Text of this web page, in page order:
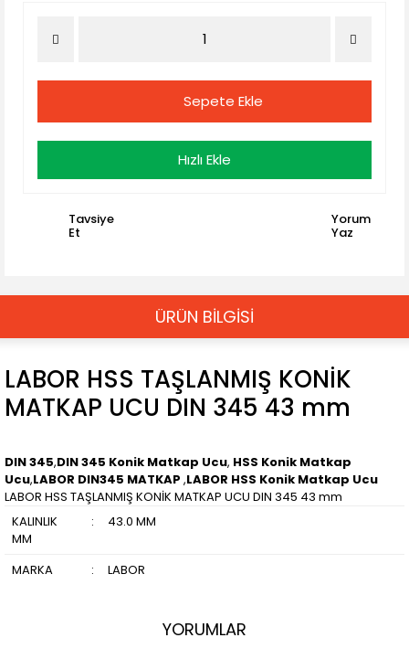
Sepete Ekle
Hızlı Ekle
Tavsiye
Et
Yorum
Yaz
ÜRÜN BİLGİSİ
LABOR HSS TAŞLANMIŞ KONİK
MATKAP UCU DIN 345 43 mm
DIN 345,DIN 345 Konik Matkap Ucu, HSS Konik Matkap
Ucu,LABOR DIN345 MATKAP ,LABOR HSS Konik Matkap Ucu
LABOR HSS TAŞLANMIŞ KONİK MATKAP UCU DIN 345 43 mm
KALINLIK
MM
: 43.0 MM
MARKA : LABOR
YORUMLAR